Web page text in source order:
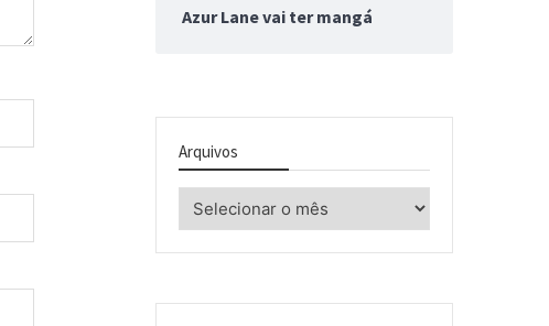
Azur Lane vai ter mangá
Arquivos
Arquivos